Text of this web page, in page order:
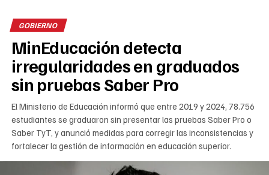
GOBIERNO
MinEducación detecta
irregularidades en graduados
sin pruebas Saber Pro
El Ministerio de Educación informó que entre 2019 y 2024, 78.756
estudiantes se graduaron sin presentar las pruebas Saber Pro o
Saber TyT, y anunció medidas para corregir las inconsistencias y
fortalecer la gestión de información en educación superior.